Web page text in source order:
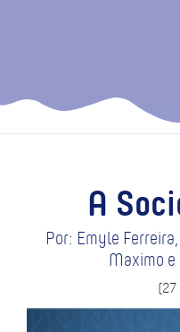
A
Por: Emyle
Maximo e
(27